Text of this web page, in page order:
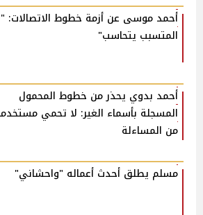
أحمد موسى عن أزمة خطوط الاتصالات:
المتسبب يتحاسب"
أحمد بدوي يحذر من خطوط المحمول
المسجلة بأسماء الغير: لا تحمي
من المساءلة
مسلم يطلق أحدث أعماله "واحشاني"